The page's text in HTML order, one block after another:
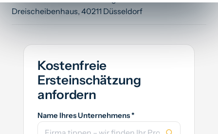
Dreischeibenhaus, 40211 Düsseldorf
Kostenfreie
Ersteinschätzung
anfordern
Name Ihres Unternehmens *